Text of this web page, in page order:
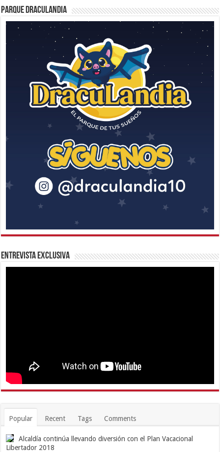
Parque Draculandia
Entrevista Exclusiva
Popular Recent Tags Comments
Alcaldía continúa llevando diversión con el Plan Vacacional
Libertador 2018